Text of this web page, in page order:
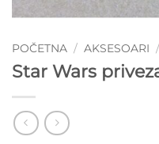
POČETNA / AKSESOARI /
Star Wars